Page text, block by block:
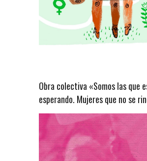
Obra colectiva «Somos las que
esperando. Mujeres que no se